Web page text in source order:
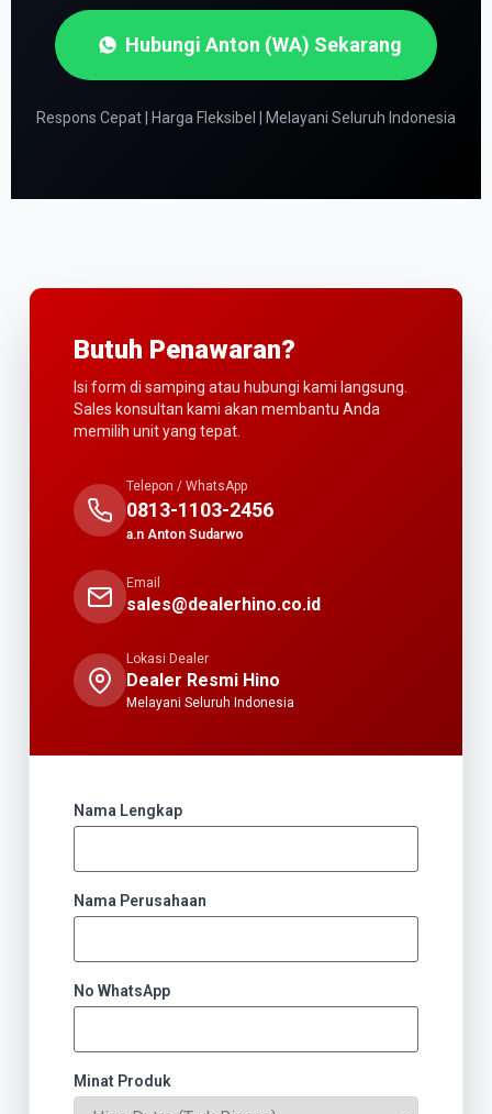
Hubungi Anton (WA) Sekarang
Respons Cepat | Harga Fleksibel | Melayani Seluruh Indonesia
Butuh Penawaran?
Isi form di samping atau hubungi kami langsung.
Sales konsultan kami akan membantu Anda
memilih unit yang tepat.
Telepon / WhatsApp
0813-1103-2456
a.n Anton Sudarwo
Email
sales@dealerhino.co.id
Lokasi Dealer
Dealer Resmi Hino
Melayani Seluruh Indonesia
Nama Lengkap
Nama Perusahaan
No WhatsApp
Minat Produk